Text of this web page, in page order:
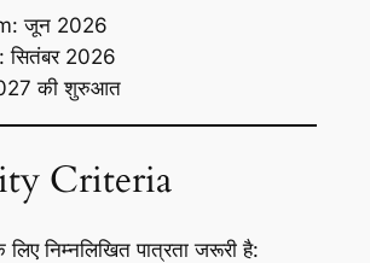
जून 2026
सितंबर 2026
की शुरुआत
Criteria
लिए निम्नलिखित पात्रता जरूरी है: